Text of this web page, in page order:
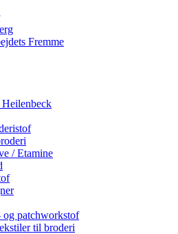
Fremme
/ Etamine
og patchworkstof
til broderi